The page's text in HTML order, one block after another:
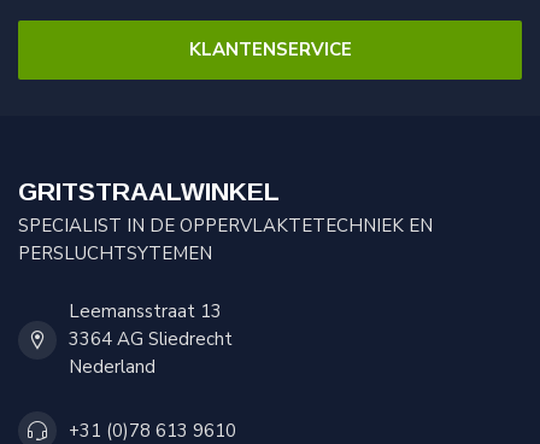
KLANTENSERVICE
GRITSTRAALWINKEL
SPECIALIST IN DE OPPERVLAKTETECHNIEK EN
PERSLUCHTSYTEMEN
Leemansstraat 13
3364 AG Sliedrecht
Nederland
+31 (0)78 613 9610